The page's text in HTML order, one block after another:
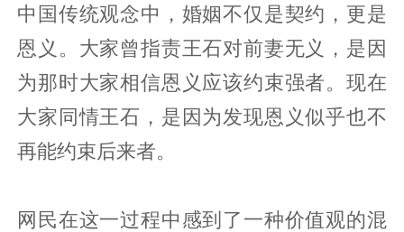
中国传统观念中，婚姻不仅是契约，更是
恩义。大家曾指责王石对前妻无义，是因
为那时大家相信恩义应该约束强者。现在
大家同情王石，是因为发现恩义似乎也不
再能约束后来者。
网民在这一过程中感到了一种价值观的混